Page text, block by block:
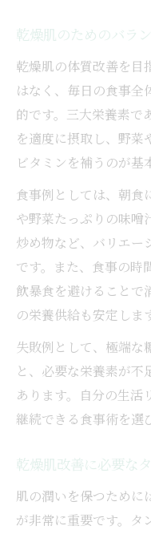
乾燥肌のためのバラ
乾燥肌の体質改善を目
はなく、毎日の食事全
的です。三大栄養素で
を適度に摂取し、野菜
ビタミンを補うのが基
食事例としては、朝食
や野菜たっぷりの味噌
炒め物など、バリエー
です。また、食事の時
飲暴食を避けることで
の栄養供給も安定しま
失敗例として、極端な
と、必要な栄養素が不
あります。自分の生活
継続できる食事術を選
乾燥肌改善に必要な
肌の潤いを保つために
が非常に重要です。タ